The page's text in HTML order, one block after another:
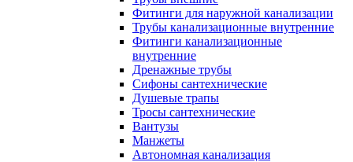
Фитинги для наружной канализации
Трубы канализационные внутренние
Фитинги канализационные
внутренние
Дренажные трубы
Сифоны сантехнические
Душевые трапы
Тросы сантехнические
Вантузы
Манжеты
Автономная канализация